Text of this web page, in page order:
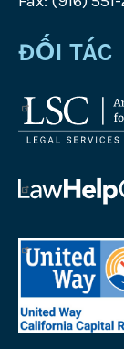
ĐỐI TÁC
Logo
của
ty
Pháp
Logo
của
vụ
Tư
Pháp
lý
của
United
Way
Khu